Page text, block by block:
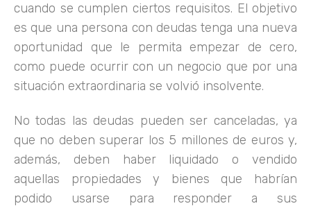
cuando se cumplen ciertos requisitos. El objetivo
es que una persona con deudas tenga una nueva
oportunidad que le permita empezar de cero,
como puede ocurrir con un negocio que por una
situación extraordinaria se volvió insolvente.
No todas las deudas pueden ser canceladas, ya
que no deben superar los 5 millones de euros y,
además, deben haber liquidado o vendido
aquellas propiedades y bienes que habrían
podido usarse para responder a sus